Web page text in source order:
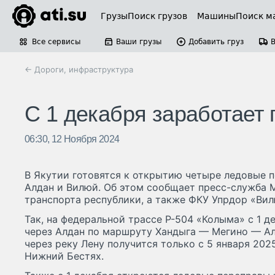
ГрузыПоиск грузов МашиныПоиск
Все сервисы Ваши грузы Добавить груз
← Дороги, инфраструктура
С 1 декабря заработает
06:30, 12 Ноября 2024
В Якутии готовятся к открытию четыре ледовые
Алдан и Вилюй. Об этом сообщает пресс-служба
транспорта республики, а также ФКУ Упрдор
Так, на федеральной трассе Р-504 «Колыма» с 1
через Алдан по маршруту Хандыга — Мегино —
через реку Лену получится только с 5 января
Нижний Бестях.